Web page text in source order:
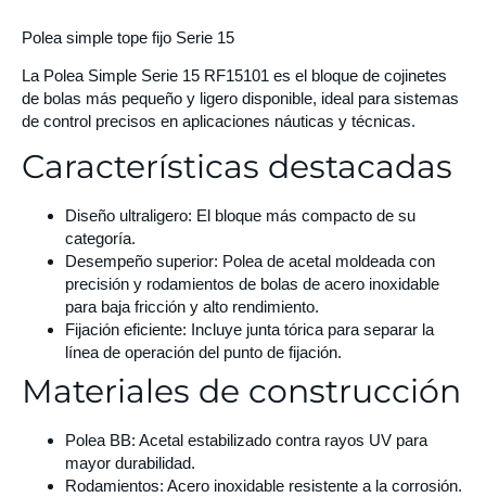
Polea simple tope fijo Serie 15
La Polea Simple Serie 15 RF15101 es el bloque de cojinetes
de bolas más pequeño y ligero disponible, ideal para sistemas
de control precisos en aplicaciones náuticas y técnicas.
Características destacadas
Diseño ultraligero: El bloque más compacto de su
categoría.
Desempeño superior: Polea de acetal moldeada con
precisión y rodamientos de bolas de acero inoxidable
para baja fricción y alto rendimiento.
Fijación eficiente: Incluye junta tórica para separar la
línea de operación del punto de fijación.
Materiales de construcción
Polea BB: Acetal estabilizado contra rayos UV para
mayor durabilidad.
Rodamientos: Acero inoxidable resistente a la corrosión.